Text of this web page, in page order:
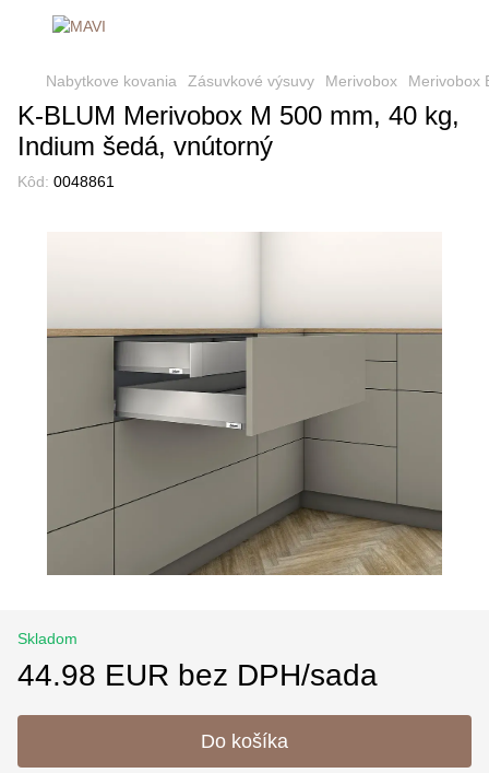
Nabytkove kovania Zásuvkové výsuvy Merivobox Merivobox
K-BLUM Merivobox M 500 mm, 40 kg,
Indium šedá, vnútorný
Kôd: 0048861
Skladom
44.98 EUR bez DPH/sada
Do košíka